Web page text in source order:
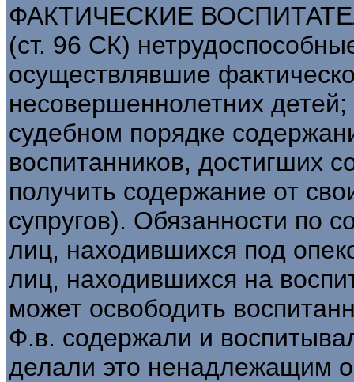
ФАКТИЧЕСКИЕ
(ст. 96 СК)
осуществлявшие
несовершеннолетних
судебном порядке
воспитанников, достигших
получить содержание от
супругов). Обязанности по
лиц, находившихся под
лиц, находившихся на
может освободить
Ф.в. содержали и
делали это ненадлежащим